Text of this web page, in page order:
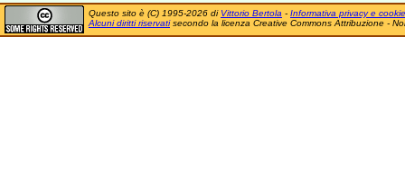
Questo sito è (C) 1995-2026 di Vittorio Bertola - Informativa privacy e cookie
Alcuni diritti riservatisecondo la licenza Creative Commons Attribuzione -